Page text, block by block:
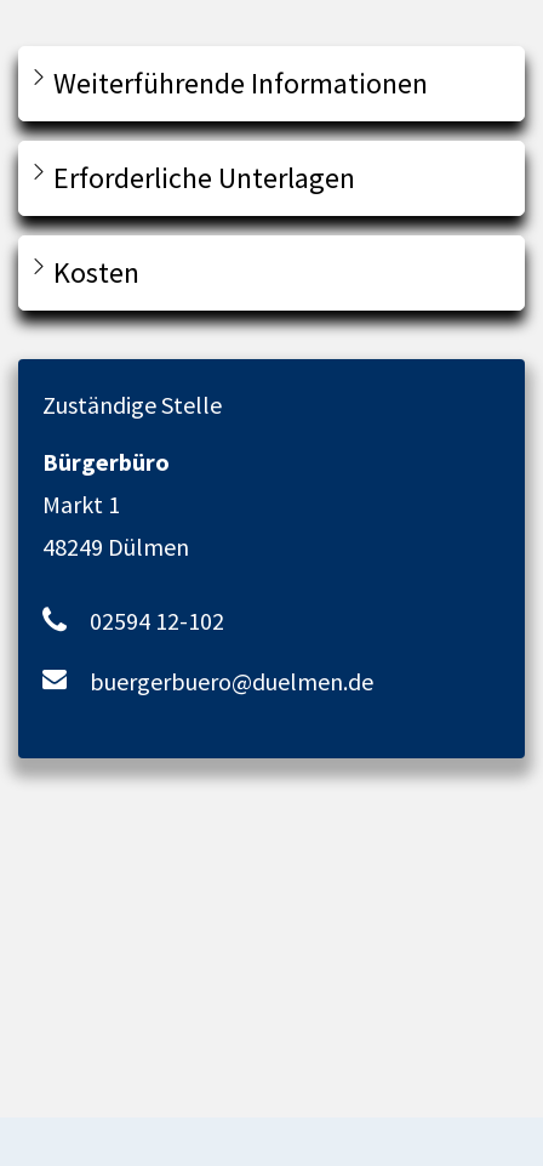
Weiterführende Informationen
Erforderliche Unterlagen
Kosten
Zuständige Stelle
Bürgerbüro
Markt 1
48249 Dülmen
02594 12-102
buergerbuero@duelmen.de